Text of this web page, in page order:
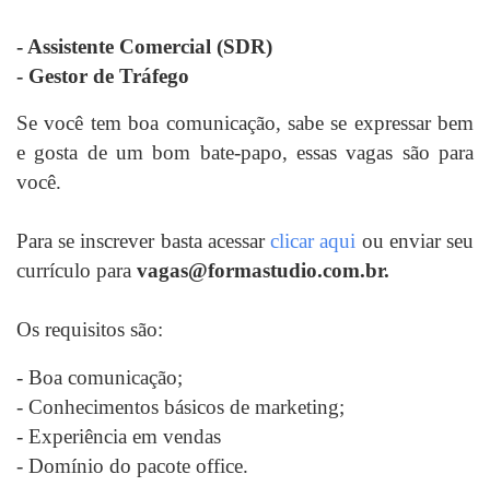
- Assistente Comercial (SDR)
- Gestor de Tráfego
Se você tem boa comunicação, sabe se expressar bem
e gosta de um bom bate-papo, essas vagas são para
você.
Para se inscrever basta acessarclicar aqui ou enviar seu
currículo para vagas@formastudio.com.br.
Os requisitos são:
- Boa comunicação;
- Conhecimentos básicos de marketing;
- Experiência em vendas
- Domínio do pacote office.